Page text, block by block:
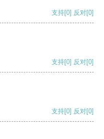
支持[0] 反对[0]
支持[0] 反对[0]
支持[0] 反对[0]